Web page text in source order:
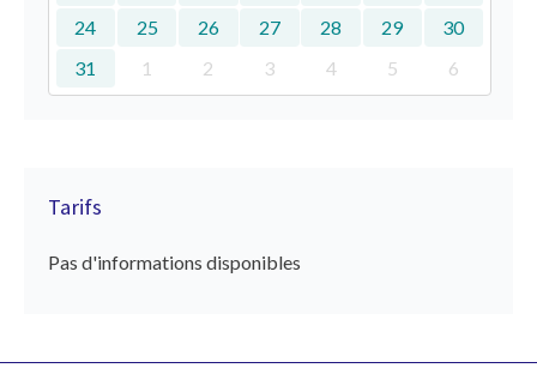
24
25 26 27 28 29
30
31
1 2 3 4 5 6
Tarifs
Pas d'informations disponibles